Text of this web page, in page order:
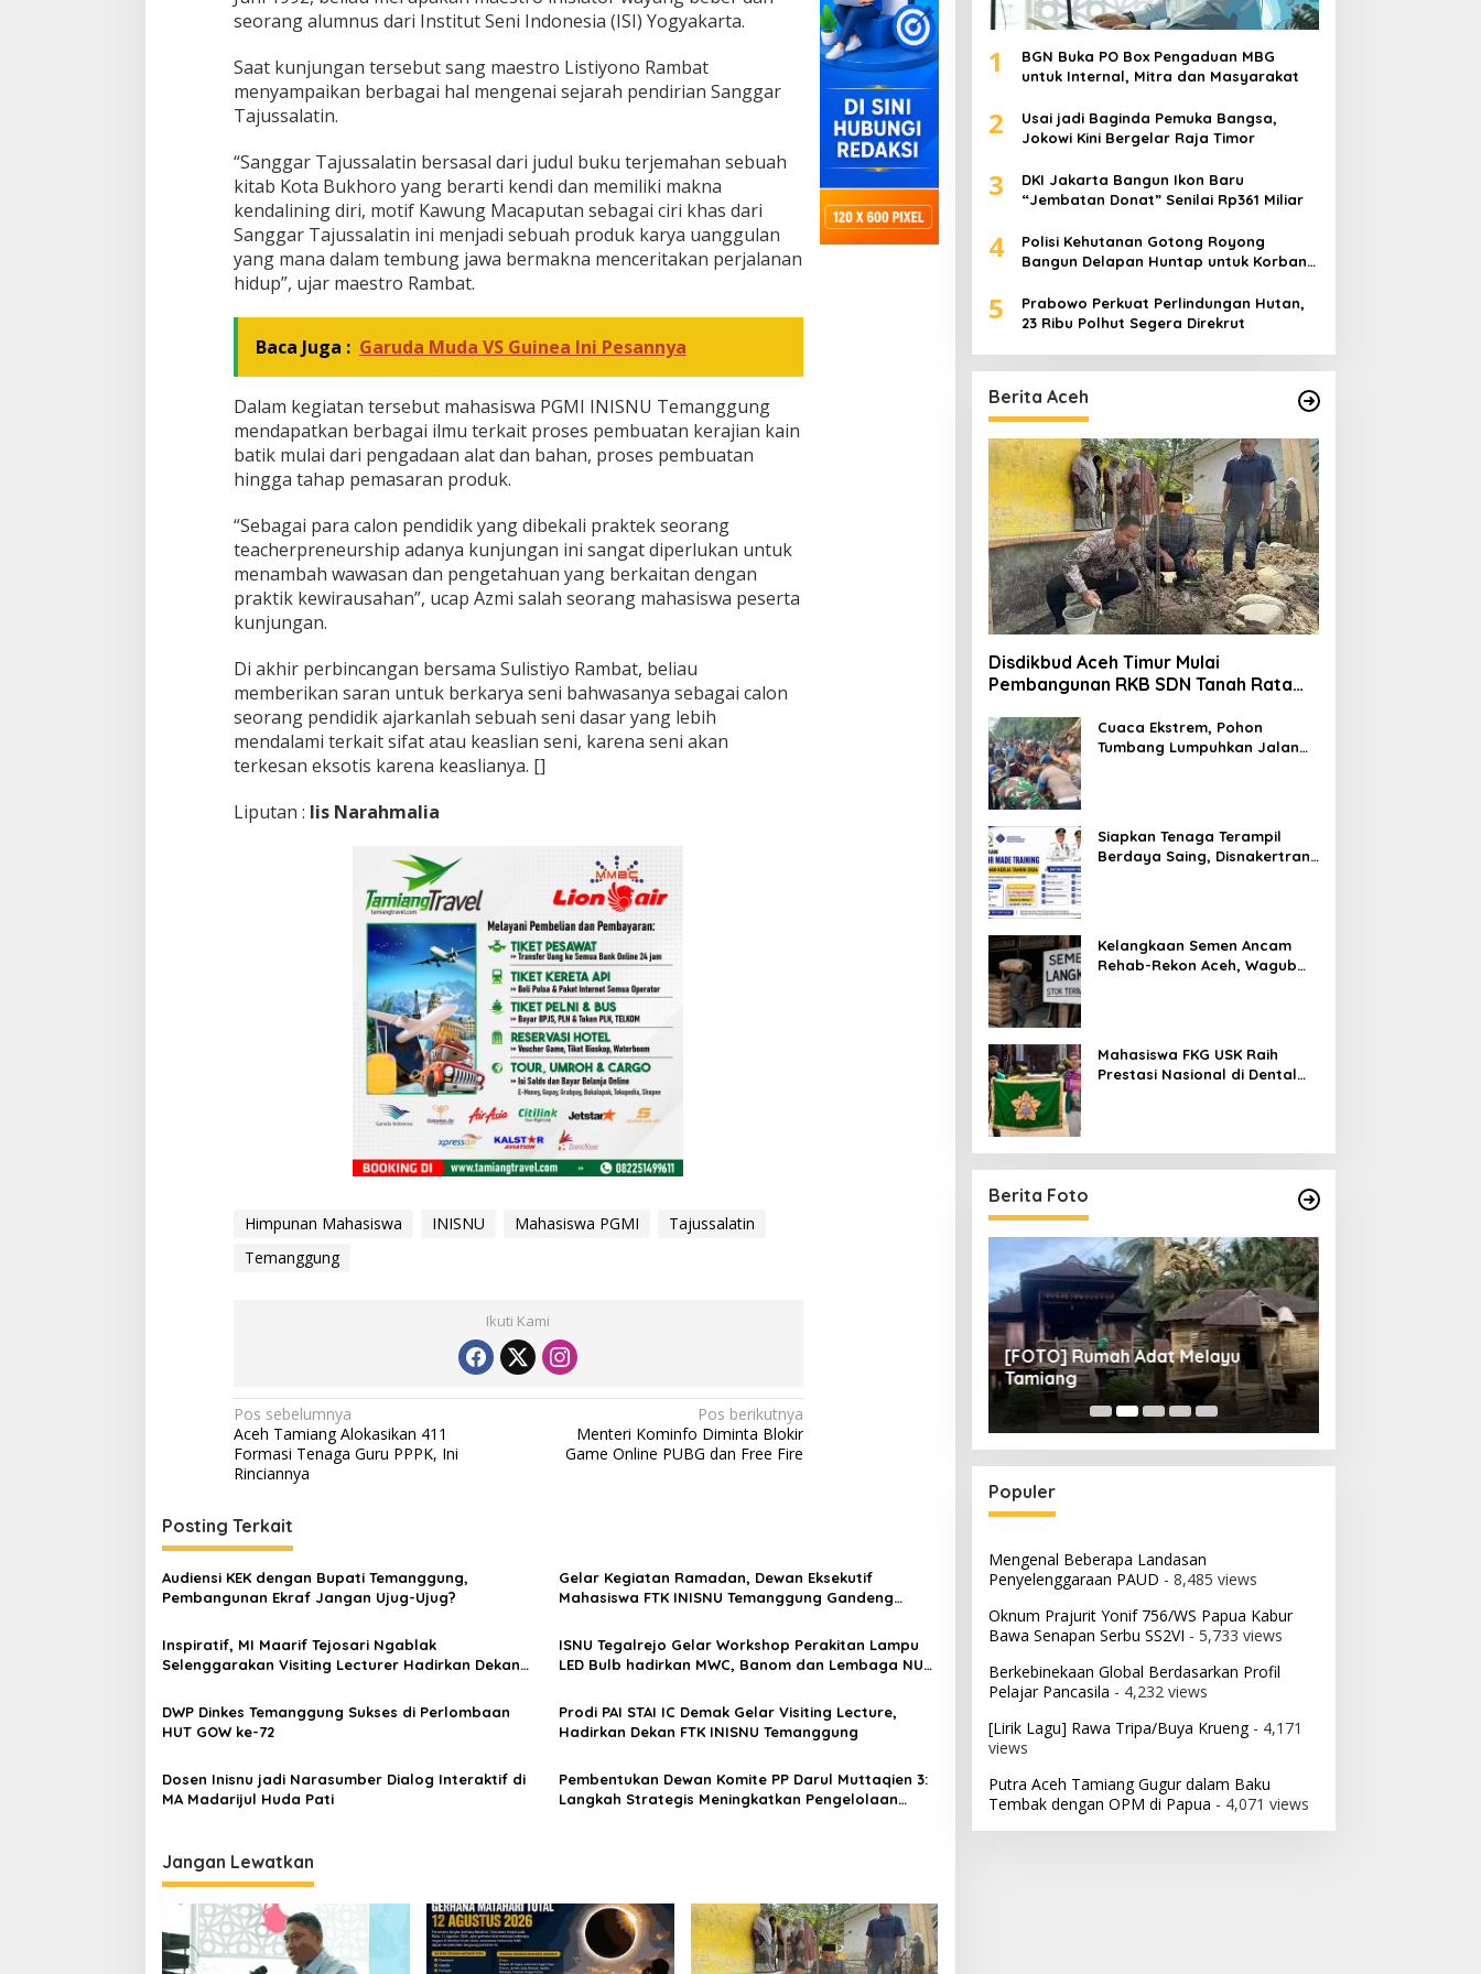
seorang alumnus dari Institut Seni Indonesia (ISI) Yogyakarta.
Saat kunjungan tersebut sang maestro Listiyono Rambat
menyampaikan berbagai hal mengenai sejarah pendirian Sanggar
Tajussalatin.
“Sanggar Tajussalatin bersasal dari judul buku terjemahan sebuah
kitab Kota Bukhoro yang berarti kendi dan memiliki makna
kendalining diri, motif Kawung Macaputan sebagai ciri khas dari
Sanggar Tajussalatin ini menjadi sebuah produk karya uanggulan
yang mana dalam tembung jawa bermakna menceritakan perjalanan
hidup”, ujar maestro Rambat.
Baca Juga : Garuda Muda VS Guinea Ini Pesannya
Dalam kegiatan tersebut mahasiswa PGMI INISNU Temanggung
mendapatkan berbagai ilmu terkait proses pembuatan kerajian kain
batik mulai dari pengadaan alat dan bahan, proses pembuatan
hingga tahap pemasaran produk.
“Sebagai para calon pendidik yang dibekali praktek seorang
teacherpreneurship adanya kunjungan ini sangat diperlukan untuk
menambah wawasan dan pengetahuan yang berkaitan dengan
praktik kewirausahan”, ucap Azmi salah seorang mahasiswa peserta
kunjungan.
Di akhir perbincangan bersama Sulistiyo Rambat, beliau
memberikan saran untuk berkarya seni bahwasanya sebagai calon
seorang pendidik ajarkanlah sebuah seni dasar yang lebih
mendalami terkait sifat atau keaslian seni, karena seni akan
terkesan eksotis karena keaslianya. []
Liputan : Iis Narahmalia
Himpunan Mahasiswa INISNU Mahasiswa PGMI
Tajussalatin
Temanggung
Ikuti Kami
N
a
v
i
g
a
s
i
p
s
Pos sebelumnya
Aceh Tamiang Alokasikan 411
Formasi Tenaga Guru PPPK, Ini
Rinciannya
Pos berikutnya
Menteri Kominfo Diminta Blokir
Game Online PUBG dan Free Fire
Posting Terkait
Audiensi KEK dengan Bupati Temanggung,
Pembangunan Ekraf Jangan Ujug-Ujug?
Gelar Kegiatan Ramadan, Dewan Eksekutif
Mahasiswa FTK INISNU Temanggung Gandeng
Inspiratif, MI Maarif Tejosari Ngablak
Selenggarakan Visiting Lecturer Hadirkan Dekan
ISNU Tegalrejo Gelar Workshop Perakitan Lampu
LED Bulb hadirkan MWC, Banom dan Lembaga NU
DWP Dinkes Temanggung Sukses di Perlombaan
HUT GOW ke-72
Prodi PAI STAI IC Demak Gelar Visiting Lecture,
Hadirkan Dekan FTK INISNU Temanggung
Dosen Inisnu jadi Narasumber Dialog Interaktif di
MA Madarijul Huda Pati
Pembentukan Dewan Komite PP Darul Muttaqien 3:
Langkah Strategis Meningkatkan Pengelolaan
Jangan Lewatkan
1
BGN Buka PO Box Pengaduan MBG
untuk Internal, Mitra dan Masyarakat
2
Usai jadi Baginda Pemuka Bangsa,
Jokowi Kini Bergelar Raja Timor
3
DKI Jakarta Bangun Ikon Baru
“Jembatan Donat” Senilai Rp361 Miliar
4
Polisi Kehutanan Gotong Royong
Bangun Delapan Huntap untuk Korban
5
Prabowo Perkuat Perlindungan Hutan,
23 Ribu Polhut Segera Direkrut
Berita Aceh
Disdikbud Aceh Timur Mulai
Pembangunan RKB SDN Tanah Rata
Cuaca Ekstrem, Pohon
Tumbang Lumpuhkan Jalan
Siapkan Tenaga Terampil
Berdaya Saing, Disnakertrans
Kelangkaan Semen Ancam
Rehab-Rekon Aceh, Wagub
Mahasiswa FKG USK Raih
Prestasi Nasional di Dental
Berita Foto
[FOTO] Anies Baswedan Tinjau
Program Turun Tangan Air Bersih
di Bandar Pusaka
[FOTO] Tunas Muda FC Lolos ke
Perempat Final
Populer
Mengenal Beberapa Landasan
Penyelenggaraan PAUD - 8,485 views
Oknum Prajurit Yonif 756/WS Papua Kabur
Bawa Senapan Serbu SS2VI - 5,733 views
Berkebinekaan Global Berdasarkan Profil
Pelajar Pancasila - 4,232 views
[Lirik Lagu] Rawa Tripa/Buya Krueng- 4,171
views
Putra Aceh Tamiang Gugur dalam Baku
Tembak dengan OPM di Papua - 4,071 views